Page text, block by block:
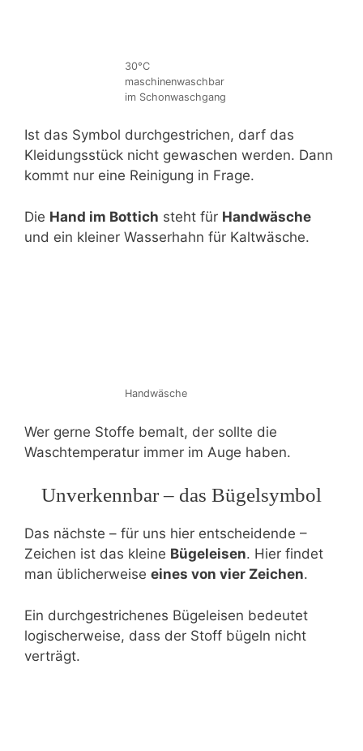
30°C
maschinenwaschbar
im Schonwaschgang
Ist das Symbol durchgestrichen, darf das
Kleidungsstück nicht gewaschen werden. Dann
kommt nur eine Reinigung in Frage.
Die Hand im Bottich steht für Handwäsche
und ein kleiner Wasserhahn für Kaltwäsche.
Handwäsche
Wer gerne Stoffe bemalt, der sollte die
Waschtemperatur immer im Auge haben.
Unverkennbar – das Bügelsymbol
Das nächste – für uns hier entscheidende –
Zeichen ist das kleine Bügeleisen. Hier findet
man üblicherweise eines von vier Zeichen.
Ein durchgestrichenes Bügeleisen bedeutet
logischerweise, dass der Stoff bügeln nicht
verträgt.